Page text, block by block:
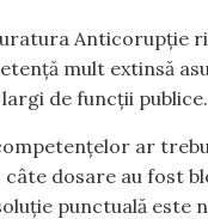
Anticorupție
mult extinsă
de funcții publice.
ar
dosare au fost
punctuală este